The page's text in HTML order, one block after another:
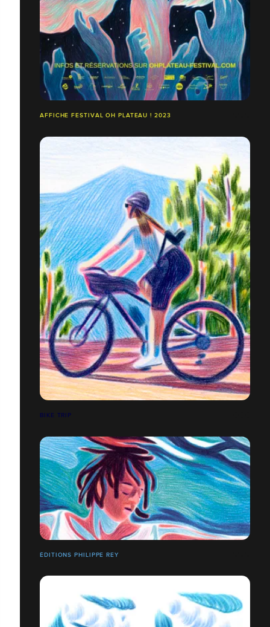
AFFICHE FESTIVAL OH PLATEAU ! 2023
BIKE TRIP
ÉDITIONS PHILIPPE REY